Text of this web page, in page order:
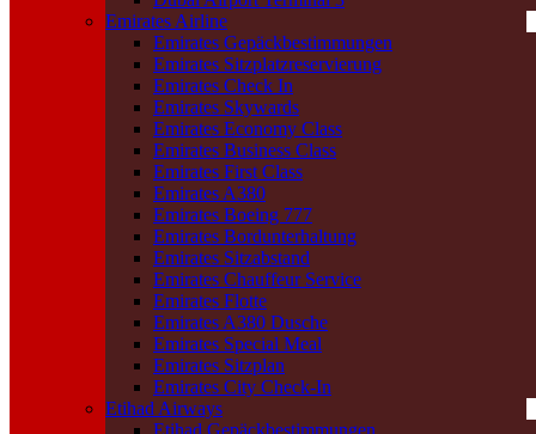
Emirates Airline
Emirates Gepäckbestimmungen
Emirates Sitzplatzreservierung
Emirates Check In
Emirates Skywards
Emirates Economy Class
Emirates Business Class
Emirates First Class
Emirates A380
Emirates Boeing 777
Emirates Bordunterhaltung
Emirates Sitzabstand
Emirates Chauffeur Service
Emirates Flotte
Emirates A380 Dusche
Emirates Special Meal
Emirates Sitzplan
Emirates City Check-In
Etihad Airways
Etihad Gepäckbestimmungen